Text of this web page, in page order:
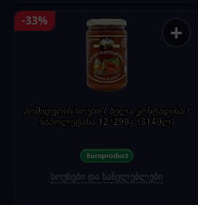
-33% +
პომიდვრის სოუსი / ბელა კონტადინა /
ნაპოლეტანა 12*290გ (314მლ)
სოუსები და სანელებლები